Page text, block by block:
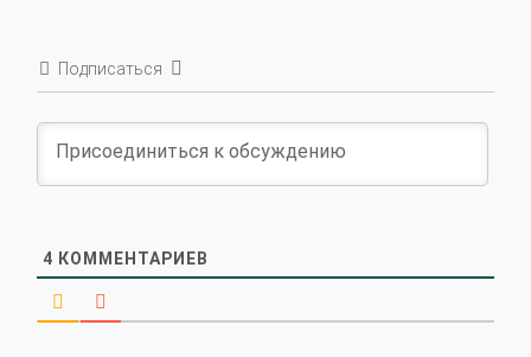
Подписаться
4 КОММЕНТАРИЕВ